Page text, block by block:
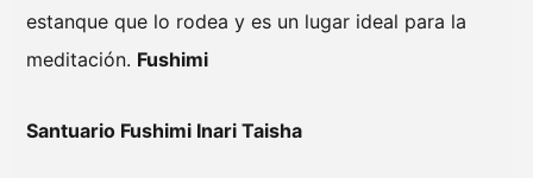
estanque que lo rodea y es un lugar ideal para la
meditación. Fushimi
Santuario Fushimi Inari Taisha